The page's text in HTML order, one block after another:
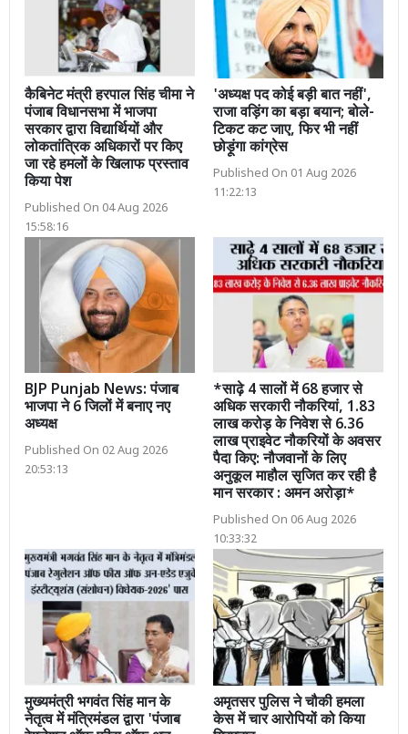
कैबिनेट मंत्री हरपाल सिंह चीमा ने
पंजाब विधानसभा में भाजपा
सरकार द्वारा विद्यार्थियों और
लोकतांत्रिक अधिकारों पर किए
जा रहे हमलों के खिलाफ प्रस्ताव
किया पेश
Published On 04 Aug 2026
15:58:16
'अध्यक्ष पद कोई बड़ी बात नहीं',
राजा वड़िंग का बड़ा बयान; बोले-
टिकट कट जाए, फिर भी नहीं
छोड़ूंगा कांग्रेस
Published On 01 Aug 2026
11:22:13
BJP Punjab News: पंजाब
भाजपा ने 6 जिलों में बनाए नए
अध्यक्ष
Published On 02 Aug 2026
20:53:13
*साढ़े 4 सालों में 68 हजार से
अधिक सरकारी नौकरियां, 1.83
लाख करोड़ के निवेश से 6.36
लाख प्राइवेट नौकरियों के अवसर
पैदा किए: नौजवानों के लिए
अनुकूल माहौल सृजित कर रही है
मान सरकार : अमन अरोड़ा*
Published On 06 Aug 2026
10:33:32
मुख्यमंत्री भगवंत सिंह मान के
नेतृत्व में मंत्रिमंडल द्वारा 'पंजाब
अमृतसर पुलिस ने चौकी हमला
केस में चार आरोपियों को किया